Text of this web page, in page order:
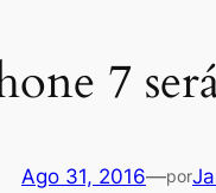
7
Ago 31, 2016—por